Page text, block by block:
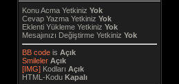
Konu Acma Yetkiniz Yok
Cevap Yazma Yetkiniz Yok
Eklenti Yükleme Yetkiniz Yok
Mesajınızı Değiştirme Yetkiniz Yok
BB code is Açık
Smileler Açık
[IMG] Kodları Açık
HTML-Kodu Kapalı